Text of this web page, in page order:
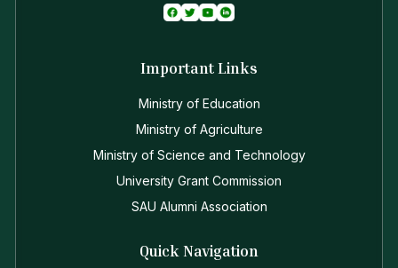
Important Links
Ministry of Education
Ministry of Agriculture
Ministry of Science and Technology
University Grant Commission
SAU Alumni Association
Quick Navigation